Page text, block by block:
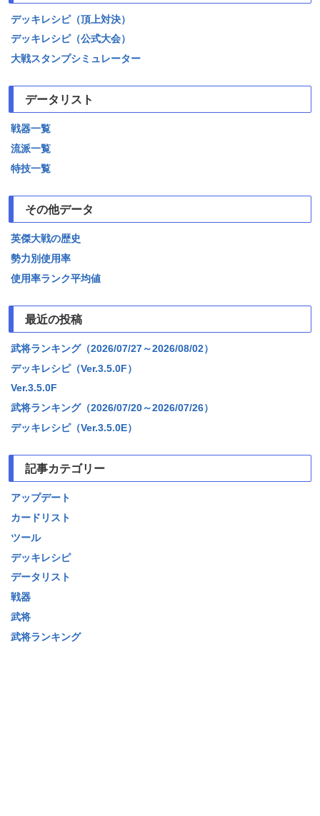
デッキレシピ（頂上対決）
デッキレシピ（公式大会）
大戦スタンプシミュレーター
データリスト
戦器一覧
流派一覧
特技一覧
その他データ
英傑大戦の歴史
勢力別使用率
使用率ランク平均値
最近の投稿
武将ランキング（2026/07/27～2026/08/02）
デッキレシピ（Ver.3.5.0F）
Ver.3.5.0F
武将ランキング（2026/07/20～2026/07/26）
デッキレシピ（Ver.3.5.0E）
記事カテゴリー
アップデート
カードリスト
ツール
デッキレシピ
データリスト
戦器
武将
武将ランキング